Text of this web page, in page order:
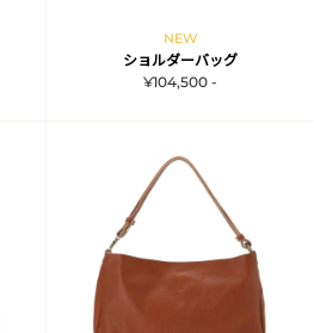
NEW
ショルダーバッグ
¥104,500 -